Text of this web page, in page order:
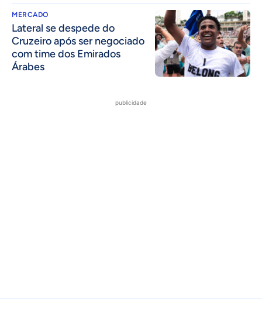
MERCADO
Lateral se despede do
Cruzeiro após ser negociado
com time dos Emirados
Árabes
publicidade